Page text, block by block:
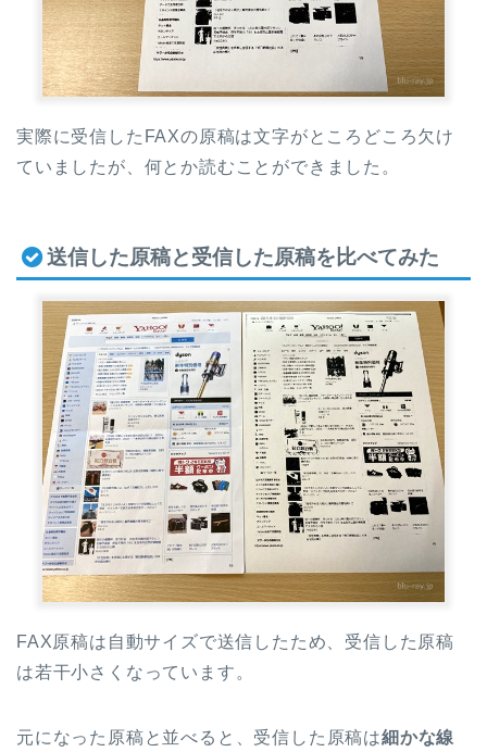
実際に受信したFAXの原稿は文字がところどころ欠け
ていましたが、何とか読むことができました。
送信した原稿と受信した原稿を比べてみた
FAX原稿は自動サイズで送信したため、受信した原稿
は若干小さくなっています。
元になった原稿と並べると、受信した原稿は細かな線